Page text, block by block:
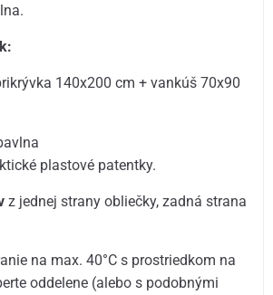
140x200 cm + vankúš 70x90
plastové patentky.
z jednej strany obliečky, zadná strana
na max. 40°C s prostriedkom na
oddelene (alebo s podobnými